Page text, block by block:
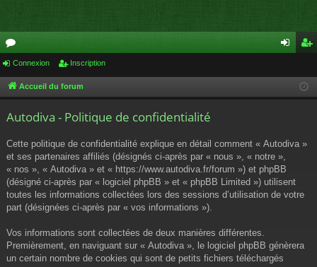
or
u cri
Connexion Inscription
Accueil du forum
Autodiva - Politique de confidentialité
Cette politique de confidentialité explique en détail comment « Autodiva »
et ses partenaires affiliés (désignés ci-après par « nous », « notre »,
« nos », « Autodiva » et « https://www.autodiva.fr/forum ») et phpBB
(désigné ci-après par « logiciel phpBB » et « phpBB Limited ») utilisent
toutes les informations collectées lors des sessions d’utilisation de votre
part (désignées ci-après par « vos informations »).
Vos informations sont collectées de deux manières différentes.
Premièrement, en naviguant sur « Autodiva », le logiciel phpBB génèrera
un certain nombre de cookies qui sont de petits fichiers téléchargés